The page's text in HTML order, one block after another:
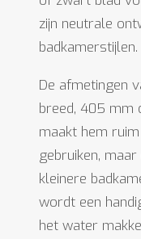
zijn neutrale
badkamerstijlen.
De afmetingen
breed, 405 mm
maakt hem
gebruiken,
kleinere
wordt een
het water